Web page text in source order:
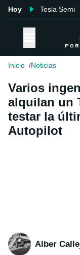
Hoy Tesla Semi
Inicio Noticias
Varios
alquilan un
testar la
Autopilot
Alber